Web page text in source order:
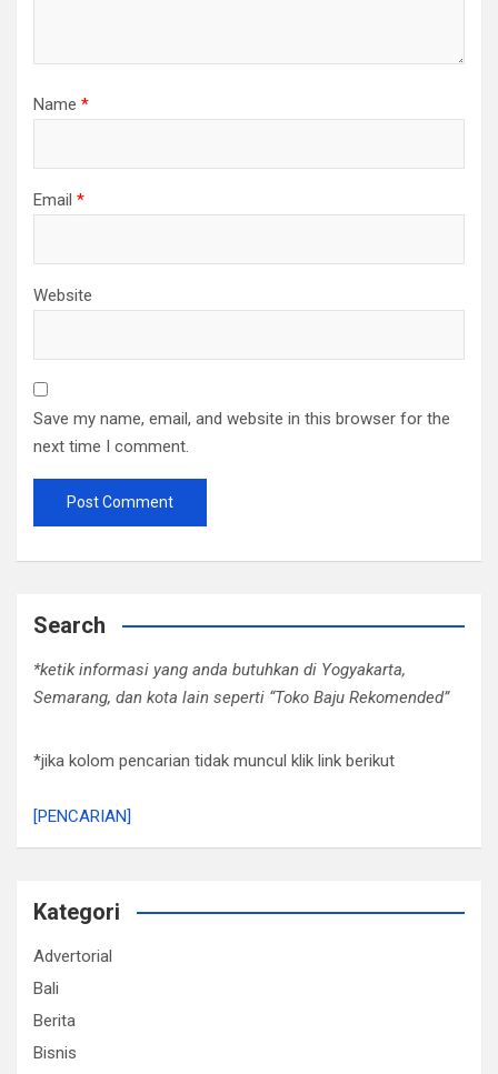
Name *
Email *
Website
Save my name, email, and website in this browser for the
next time I comment.
Search
*ketik informasi yang anda butuhkan di Yogyakarta,
Semarang, dan kota lain seperti “Toko Baju Rekomended”
*jika kolom pencarian tidak muncul klik link berikut
[PENCARIAN]
Kategori
Advertorial
Bali
Berita
Bisnis